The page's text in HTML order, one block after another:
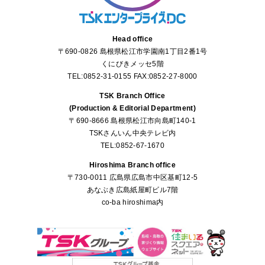
Head office
〒690-0826 島根県松江市学園南1丁目2番1号
くにびきメッセ5階
TEL:0852-31-0155 FAX:0852-27-8000
TSK Branch Office
(Production & Editorial Department)
〒690-8666 島根県松江市向島町140-1
TSKさんいん中央テレビ内
TEL:0852-67-1670
Hiroshima Branch office
〒730-0011 広島県広島市中区基町12-5
あなぶき広島紙屋町ビル7階
co-ba hiroshima内